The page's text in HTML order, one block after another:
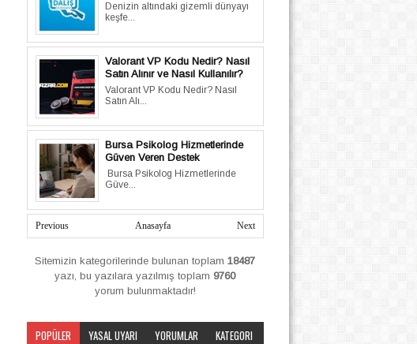
Denizin altındaki gizemli dünyayı
keşfe...
Valorant VP Kodu Nedir? Nasıl
Satın Alınır ve Nasıl Kullanılır?
Valorant VP Kodu Nedir? Nasıl
Satın Alı...
Bursa Psikolog Hizmetlerinde
Güven Veren Destek
Bursa Psikolog Hizmetlerinde
Güve...
Previous Next
Anasayfa
Sitemizin kategorilerinde bulunan toplam 18487
yazı, bu yazılara yazılmış toplam 9760
yorum bulunmaktadır!
POPÜLER YASAL UYARI YORUMLAR KATEGORI